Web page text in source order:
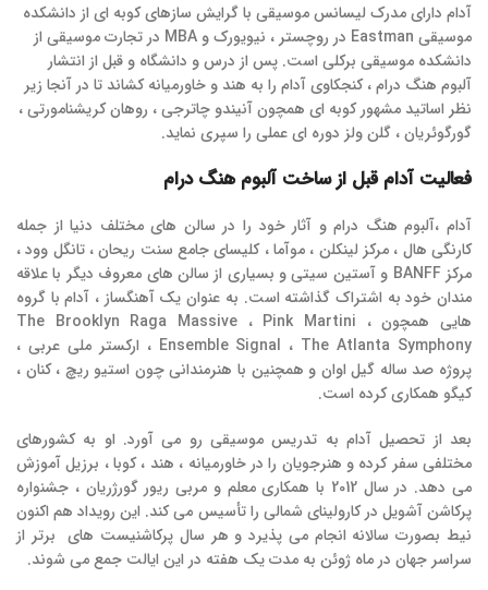
آدام دارای مدرک لیسانس موسیقی با گرایش سازهای کوبه ای از دانشکده
موسیقی Eastman در روچستر ، نیویورک و MBA در تجارت موسیقی از
دانشکده موسیقی برکلی است. پس از درس و دانشگاه و قبل از انتشار
آلبوم هنگ درام ، کنجکاوی آدام را به هند و خاورمیانه کشاند تا در آنجا زیر
نظر اساتید مشهور کوبه ای همچون آنیندو چاترجی ، روهان کریشنامورتی ،
گورگوئریان ، گلن ولز دوره ای عملی را سپری نماید.
فعالیت آدام قبل از ساخت آلبوم هنگ درام
آدام ،آلبوم هنگ درام و آثار خود را در سالن های مختلف دنیا از جمله
کارنگی هال ، مرکز لینکلن ، موآما ، کلیسای جامع سنت ریحان ، تانگل وود ،
مرکز BANFF و آستین سیتی و بسیاری از سالن های معروف دیگر با علاقه
مندان خود به اشتراک گذاشته است. به عنوان یک آهنگساز ، آدام با گروه
هایی همچون The Brooklyn Raga Massive ، Pink Martini ،
Ensemble Signal ، The Atlanta Symphony ، ارکستر ملی عربی ،
پروژه صد ساله گیل اوان و همچنین با هنرمندانی چون استیو ریچ ، کنان ،
کیگو همکاری کرده است.
بعد از تحصیل آدام به تدریس موسیقی رو می آورد. او به کشورهای
مختلفی سفر کرده و هنرجویان را در خاورمیانه ، هند ، کوبا ، برزیل آموزش
می دهد. در سال 2012 با همکاری معلم و مربی ریور گورژریان ، جشنواره
پرکاشن آشویل در کارولینای شمالی را تأسیس می کند. این رویداد هم اکنون
نیط بصورت سالانه انجام می پذیرد و هر سال پرکاشنیست های برتر از
سراسر جهان در ماه ژوئن به مدت یک هفته در این ایالت جمع می شوند.